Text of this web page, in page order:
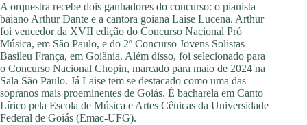
A orquestra recebe dois ganhadores do concurso: o pianista
baiano Arthur Dante e a cantora goiana Laise Lucena. Arthur
foi vencedor da XVII edição do Concurso Nacional Pró
Música, em São Paulo, e do 2º Concurso Jovens Solistas
Basileu França, em Goiânia. Além disso, foi selecionado para
o Concurso Nacional Chopin, marcado para maio de 2024 na
Sala São Paulo. Já Laise tem se destacado como uma das
sopranos mais proeminentes de Goiás. É bacharela em Canto
Lírico pela Escola de Música e Artes Cênicas da Universidade
Federal de Goiás (Emac-UFG).